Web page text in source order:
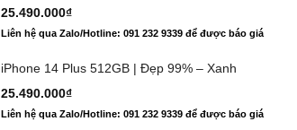
25.490.000₫
Liên hệ qua Zalo/Hotline: 091 232 9339 để được báo giá
iPhone 14 Plus 512GB | Đẹp 99% – Xanh
25.490.000₫
Liên hệ qua Zalo/Hotline: 091 232 9339 để được báo giá